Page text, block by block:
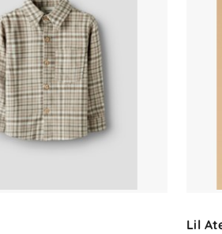
bleke, ikke tørketrommel, lav
Lil